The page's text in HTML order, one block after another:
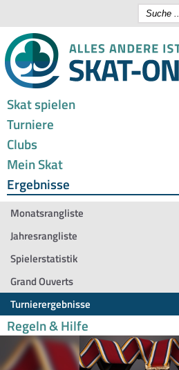
Skat spielen
Turniere
Clubs
Mein Skat
Ergebnisse
Monatsrangliste
Jahresrangliste
Spielerstatistik
Grand Ouverts
Turnierergebnisse
Regeln & Hilfe